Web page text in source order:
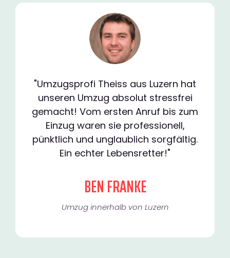
"Umzugsprofi Theiss aus Luzern hat
unseren Umzug absolut stressfrei
gemacht! Vom ersten Anruf bis zum
Einzug waren sie professionell,
pünktlich und unglaublich sorgfältig.
Ein echter Lebensretter!"
BEN FRANKE
Umzug innerhalb von Luzern​